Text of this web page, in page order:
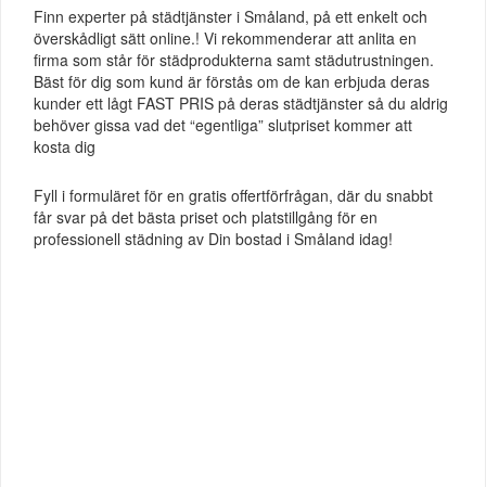
Finn experter på städtjänster i Småland, på ett enkelt och
överskådligt sätt online.! Vi rekommenderar att anlita en
firma som står för städprodukterna samt städutrustningen.
Bäst för dig som kund är förstås om de kan erbjuda deras
kunder ett lågt FAST PRIS på deras städtjänster så du aldrig
behöver gissa vad det “egentliga” slutpriset kommer att
kosta dig
Fyll i formuläret för en gratis offertförfrågan, där du snabbt
får svar på det bästa priset och platstillgång för en
professionell städning av Din bostad i Småland idag!